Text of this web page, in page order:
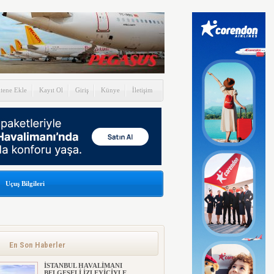
Ekle Kayıt Ol Giriş Künye İletişim
Uçuş Bilgileri
En Son Haberler
İSTANBUL HAVALİMANI